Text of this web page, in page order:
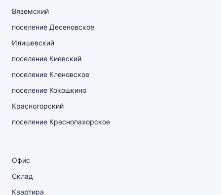
Вяземский
поселение Десеновское
Илишевский
поселение Киевский
поселение Кленовское
поселение Кокошкино
Красногорский
поселение Краснопахорское
Офис
Склад
Квартира